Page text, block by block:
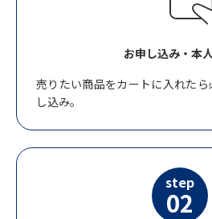
お申し込み・本
売りたい商品をカートに入れた
し込み。
step
02